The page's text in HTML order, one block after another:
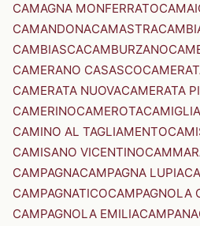
CAMAGNA MONFERRATO
CAMANDONACAMASTRA
CAMBIASCACAMBURZANO
CAMERANO CASASCO
CAMERATA NUOVACAMERATA
CAMERINOCAMEROTA
CAMINO AL TAGLIAMENTO
CAMISANO VICENTINO
CAMPAGNACAMPAGNA LUPIA
CAMPAGNATICOCAMPAGNOLA
CAMPAGNOLA EMILIACAMPANA